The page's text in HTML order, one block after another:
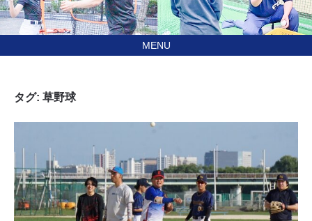
あなたの住んでる地域に
行きます！
訪問型野球教室野村ベースボールチャレンジ（NBC）
タグ: 草野球